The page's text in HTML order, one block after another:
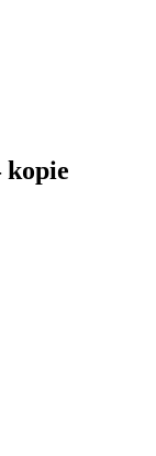
kopie